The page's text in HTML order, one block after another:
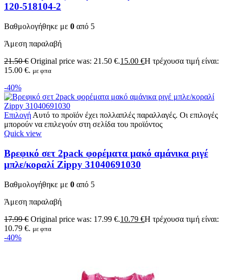
120-518104-2
Βαθμολογήθηκε με 0 από 5
Άμεση παραλαβή
21.50€ Original price was: 21.50 €.15.00 €Η τρέχουσα τιμή είναι:
15.00 €. με φπα
-40%
Επιλογή Αυτό το προϊόν έχει πολλαπλές παραλλαγές. Οι επιλογές
μπορούν να επιλεγούν στη σελίδα του προϊόντος
Quick view
Βρεφικό σετ 2pack φορέματα μακό αμάνικα ριγέ
μπλε/κοραλί Zippy 31040691030
Βαθμολογήθηκε με 0 από 5
Άμεση παραλαβή
17.99€ Original price was: 17.99 €.10.79 €Η τρέχουσα τιμή είναι:
10.79 €. με φπα
-40%